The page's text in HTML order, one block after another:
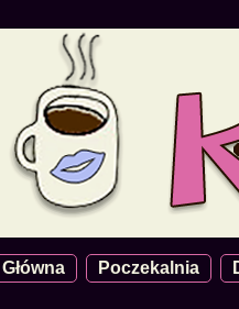
Główna Poczekalnia